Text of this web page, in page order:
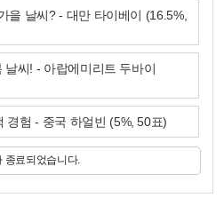
을 날씨? - 대만 타이베이 (16.5%,
씨! - 아랍에미리트 두바이
경험 - 중국 하얼빈 (5%,50표)
종료되었습니다.